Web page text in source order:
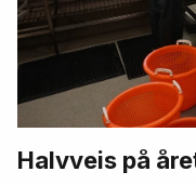
Halvveis på